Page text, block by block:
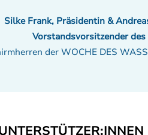
Silke Frank, Präsidentin &
Vorstandsvorsitzender
der WOCHE DES